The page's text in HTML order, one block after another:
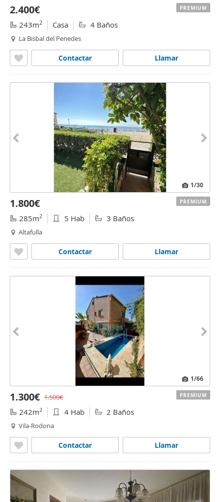
2.400€
243m2 Casa 4 Baños
La Bisbal del Penedes
Llamar
Contactar
PREMIUM
1/30
1.800€
285m2 5 Hab 3 Baños
Altafulla
Llamar
Contactar
PREMIUM
1/66
1.300€ 1.500€
242m2 4 Hab 2 Baños
Vila-Rodona
Llamar
Contactar
PREMIUM